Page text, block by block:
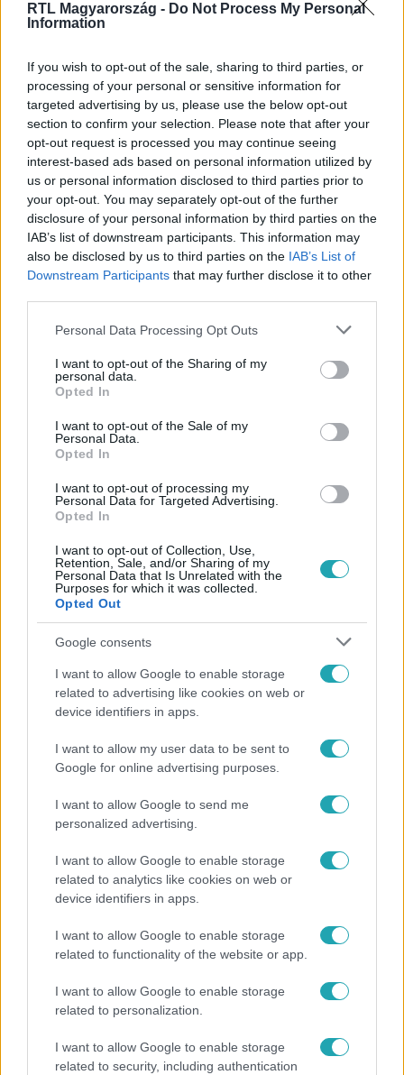
RTL Magyarország - Do Not Process My Personal
Information
If you wish to opt-out of the sale, sharing to third parties, or
processing of your personal or sensitive information for
targeted advertising by us, please use the below opt-out
section to confirm your selection. Please note that after your
opt-out request is processed you may continue seeing
interest-based ads based on personal information utilized by
us or personal information disclosed to third parties prior to
your opt-out. You may separately opt-out of the further
disclosure of your personal information by third parties on the
IAB’s list of downstream participants. This information may
also be disclosed by us to third parties on the IAB’s List of
Downstream Participants that may further disclose it to other
Please note that this website/app uses one or more Google
not limited to your visit or usage behaviour. You may click to
grant or deny consent to Google and its third-party tags to
use your data for below specified purposes in below Google
consent section.
Personal Data Processing Opt Outs
I want to opt-out of the Sharing of my
personal data.
Opted In
I want to opt-out of the Sale of my
Personal Data.
Opted In
I want to opt-out of processing my
Personal Data for Targeted Advertising.
Opted In
I want to opt-out of Collection, Use,
Retention, Sale, and/or Sharing of my
Personal Data that Is Unrelated with the
Purposes for which it was collected.
Opted Out
Google consents
I want to allow Google to enable storage
related to advertising like cookies on web or
device identifiers in apps.
I want to allow my user data to be sent to
Google for online advertising purposes.
I want to allow Google to send me
personalized advertising.
I want to allow Google to enable storage
related to analytics like cookies on web or
device identifiers in apps.
I want to allow Google to enable storage
related to functionality of the website or app.
I want to allow Google to enable storage
related to personalization.
I want to allow Google to enable storage
related to security, including authentication
Kövess minket, és értesülj a friss hírekről a
Követem
CELEBKLUB ISTENES BENCE #APASÁG
#CSOBOT ADÉL #FLUOR TOMI #BARÁTSÁG #RTL
#RTL KLUB
Népszerű
állatmentők hozták ki a magára hagyott kutyát
vállalnám!” – Détár Enikő megszólalt a politikai